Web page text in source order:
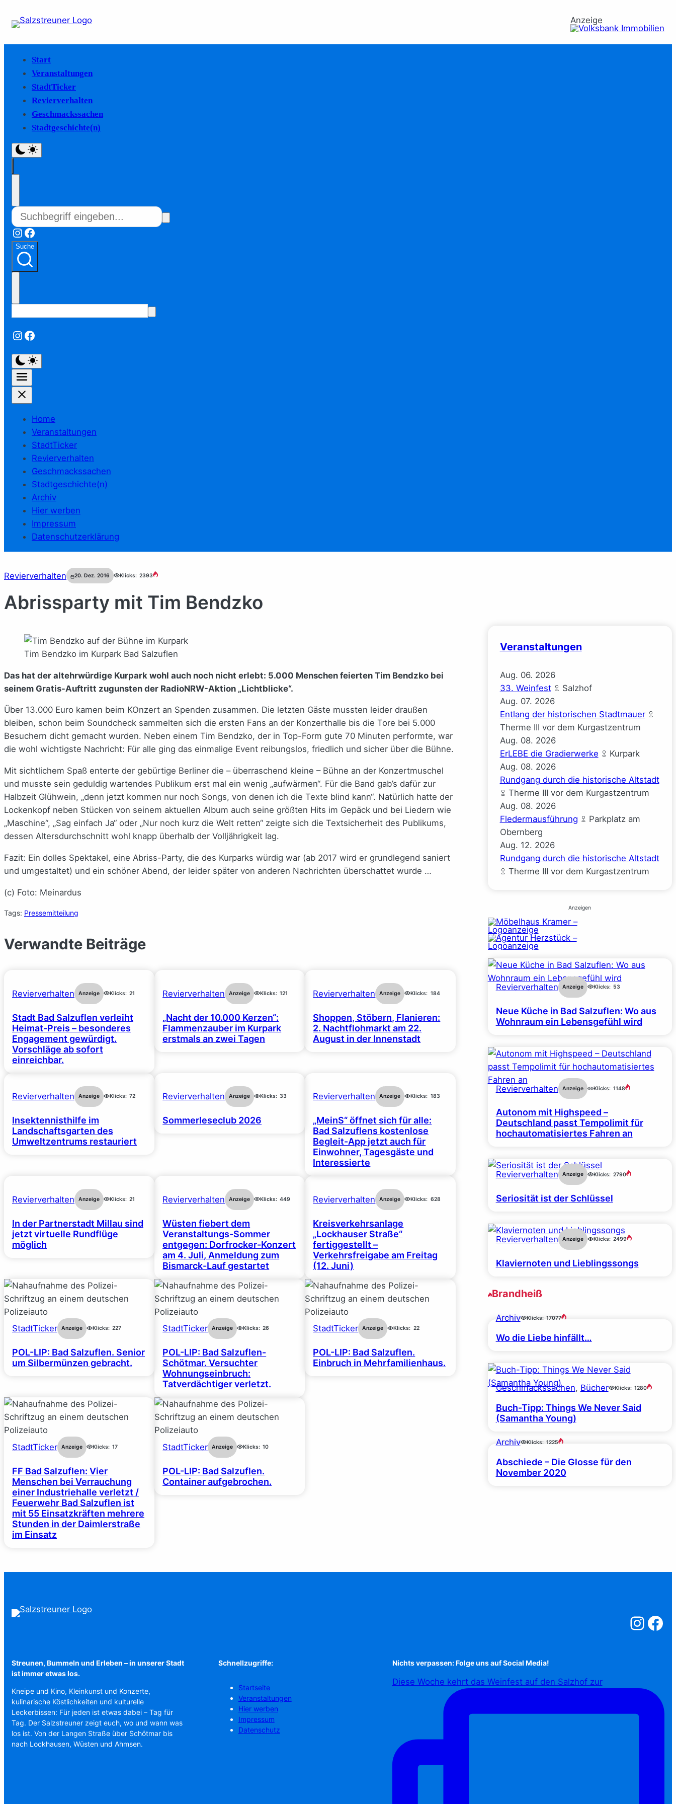
Anzeige
Start
Veranstaltungen
StadtTicker
Revierverhalten
Geschmackssachen
Stadtgeschichte(n)
Instagram
Facebook
Suche
Instagram
Facebook
Home
Veranstaltungen
StadtTicker
Revierverhalten
Geschmackssachen
Stadtgeschichte(n)
Archiv
Hier werben
Impressum
Datenschutzerklärung
Revierverhalten 20. Dez. 2016 Klicks: 2393
Abrissparty mit Tim Bendzko
Tim Bendzko im Kurpark Bad Salzuflen
Das hat der altehrwürdige Kurpark wohl auch noch nicht erlebt: 5.000 Menschen feierten Tim Bendzko bei
seinem Gratis-Auftritt zugunsten der RadioNRW-Aktion „Lichtblicke“.
Über 13.000 Euro kamen beim KOnzert an Spenden zusammen. Die letzten Gäste mussten leider draußen
bleiben, schon beim Soundcheck sammelten sich die ersten Fans an der Konzerthalle bis die Tore bei 5.000
Besuchern dicht gemacht wurden. Neben einem Tim Bendzko, der in Top-Form gute 70 Minuten performte, war
die wohl wichtigste Nachricht: Für alle ging das einmalige Event reibungslos, friedlich und sicher über die Bühne.
Mit sichtlichem Spaß enterte der gebürtige Berliner die – überraschend kleine – Bühne an der Konzertmuschel
und musste sein geduldig wartendes Publikum erst mal ein wenig „aufwärmen“. Für die Band gab’s dafür zur
Halbzeit Glühwein, „denn jetzt kommen nur noch Songs, von denen ich die Texte blind kann“. Natürlich hatte der
Lockenkopf neben Stücken von seinem aktuellen Album auch seine größten Hits im Gepäck und bei Liedern wie
„Maschine“, „Sag einfach Ja“ oder „Nur noch kurz die Welt retten“ zeigte sich die Textsicherheit des Publikums,
dessen Altersdurchschnitt wohl knapp überhalb der Volljährigkeit lag.
Fazit: Ein dolles Spektakel, eine Abriss-Party, die des Kurparks würdig war (ab 2017 wird er grundlegend saniert
und umgestaltet) und ein schöner Abend, der leider später von anderen Nachrichten überschattet wurde …
(c) Foto: Meinardus
Tags: Pressemitteilung
Verwandte Beiträge
Revierverhalten Anzeige Klicks: 21
Stadt Bad Salzuflen verleiht
Heimat-Preis – besonderes
Engagement gewürdigt.
Vorschläge ab sofort
einreichbar.
Revierverhalten Anzeige Klicks: 121
„Nacht der 10.000 Kerzen“:
Flammenzauber im Kurpark
erstmals an zwei Tagen
Revierverhalten Anzeige Klicks: 184
Shoppen, Stöbern, Flanieren:
2. Nachtflohmarkt am 22.
August in der Innenstadt
Revierverhalten Anzeige Klicks: 72
Insektennisthilfe im
Landschaftsgarten des
Umweltzentrums restauriert
Revierverhalten Anzeige Klicks: 33
Sommerleseclub 2026
Revierverhalten Anzeige Klicks: 183
„MeinS“ öffnet sich für alle:
Bad Salzuflens kostenlose
Begleit-App jetzt auch für
Einwohner, Tagesgäste und
Interessierte
Revierverhalten Anzeige Klicks: 21
In der Partnerstadt Millau sind
jetzt virtuelle Rundflüge
möglich
Revierverhalten Anzeige Klicks: 449
Wüsten fiebert dem
Veranstaltungs-Sommer
entgegen: Dorfrocker-Konzert
am 4. Juli, Anmeldung zum
Bismarck-Lauf gestartet
Revierverhalten Anzeige Klicks: 628
Kreisverkehrsanlage
„Lockhauser Straße“
fertiggestellt –
Verkehrsfreigabe am Freitag
(12. Juni)
StadtTicker Anzeige Klicks: 227
POL-LIP: Bad Salzuflen. Senior
um Silbermünzen gebracht.
StadtTicker Anzeige Klicks: 26
POL-LIP: Bad Salzuflen-
Schötmar. Versuchter
Wohnungseinbruch:
Tatverdächtiger verletzt.
StadtTicker Anzeige Klicks: 22
POL-LIP: Bad Salzuflen.
Einbruch in Mehrfamilienhaus.
StadtTicker Anzeige Klicks: 17
FF Bad Salzuflen: Vier
Menschen bei Verrauchung
einer Industriehalle verletzt /
Feuerwehr Bad Salzuflen ist
mit 55 Einsatzkräften mehrere
Stunden in der Daimlerstraße
im Einsatz
StadtTicker Anzeige Klicks: 10
POL-LIP: Bad Salzuflen.
Container aufgebrochen.
Veranstaltungen
Aug. 06. 2026
33. Weinfest
Salzhof
Aug. 07. 2026
Entlang der historischen Stadtmauer
Therme III vor dem Kurgastzentrum
Aug. 08. 2026
ErLEBE die Gradierwerke
Kurpark
Aug. 08. 2026
Rundgang durch die historische Altstadt
Therme III vor dem Kurgastzentrum
Aug. 08. 2026
Fledermausführung
Parkplatz am
Obernberg
Aug. 12. 2026
Rundgang durch die historische Altstadt
Therme III vor dem Kurgastzentrum
Anzeigen
Revierverhalten Anzeige Klicks: 53
Neue Küche in Bad Salzuflen: Wo aus
Wohnraum ein Lebensgefühl wird
Revierverhalten Anzeige Klicks: 1148
Autonom mit Highspeed –
Deutschland passt Tempolimit für
hochautomatisiertes Fahren an
Revierverhalten Anzeige Klicks: 2790
Seriosität ist der Schlüssel
Revierverhalten Anzeige Klicks: 2499
Klaviernoten und Lieblingssongs
Brandheiß
Archiv Klicks: 17077
Wo die Liebe hinfällt…
Geschmackssachen, Bücher Klicks: 1280
Buch-Tipp: Things We Never Said
(Samantha Young)
Archiv Klicks: 1225
Abschiede – Die Glosse für den
November 2020
Salzstreuner
Streunen, Bummeln und Erleben – in unserer Stadt
ist immer etwas los.
Kneipe und Kino, Kleinkunst und Konzerte,
kulinarische Köstlichkeiten und kulturelle
Leckerbissen: Für jeden ist etwas dabei – Tag für
Tag. Der Salzstreuner zeigt euch, wo und wann was
los ist. Von der Langen Straße über Schötmar bis
nach Lockhausen, Wüsten und Ahmsen.
Schnellzugriffe:
Startseite
Veranstaltungen
Hier werben
Impressum
Datenschutz
Nichts verpassen: Folge uns auf Social Media!
Diese Woche kehrt das Weinfest auf den Salzhof zur